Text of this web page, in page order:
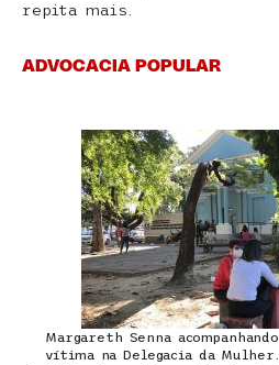
repita mais.
ADVOCACIA POPULAR
Margareth Senna acompanhando
vítima na Delegacia da Mulher.